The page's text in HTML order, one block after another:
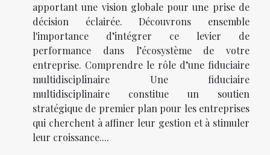
apportant une vision globale pour une prise de
décision éclairée. Découvrons ensemble
l'importance d’intégrer ce levier de
performance dans l’écosystème de votre
entreprise. Comprendre le rôle d’une fiduciaire
multidisciplinaire Une fiduciaire
multidisciplinaire constitue un soutien
stratégique de premier plan pour les entreprises
qui cherchent à affiner leur gestion et à stimuler
leur croissance....